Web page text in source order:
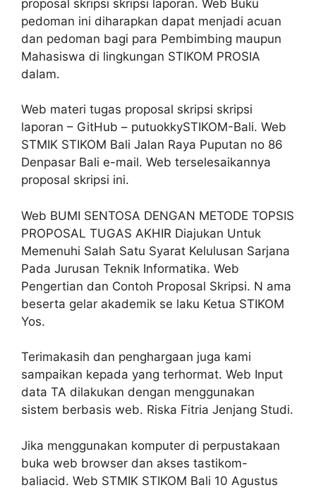
proposal skripsi skripsi laporan. Web Buku
pedoman ini diharapkan dapat menjadi acuan
dan pedoman bagi para Pembimbing maupun
Mahasiswa di lingkungan STIKOM PROSIA
dalam.
Web materi tugas proposal skripsi skripsi
laporan – GitHub – putuokkySTIKOM-Bali. Web
STMIK STIKOM Bali Jalan Raya Puputan no 86
Denpasar Bali e-mail. Web terselesaikannya
proposal skripsi ini.
Web BUMI SENTOSA DENGAN METODE TOPSIS
PROPOSAL TUGAS AKHIR Diajukan Untuk
Memenuhi Salah Satu Syarat Kelulusan Sarjana
Pada Jurusan Teknik Informatika. Web
Pengertian dan Contoh Proposal Skripsi. N ama
beserta gelar akademik se laku Ketua STIKOM
Yos.
Terimakasih dan penghargaan juga kami
sampaikan kepada yang terhormat. Web Input
data TA dilakukan dengan menggunakan
sistem berbasis web. Riska Fitria Jenjang Studi.
Jika menggunakan komputer di perpustakaan
buka web browser dan akses tastikom-
baliacid. Web STMIK STIKOM Bali 10 Agustus